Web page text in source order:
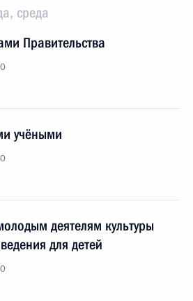
среда
Правительства
учёными
деятелям культуры
для детей